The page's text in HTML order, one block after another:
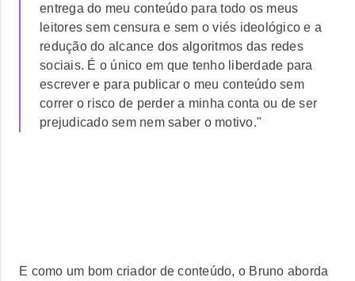
entrega do meu conteúdo para todo os meus
leitores sem censura e sem o viés ideológico e a
redução do alcance dos algoritmos das redes
sociais. É o único em que tenho liberdade para
escrever e para publicar o meu conteúdo sem
correr o risco de perder a minha conta ou de ser
prejudicado sem nem saber o motivo."
E como um bom criador de conteúdo, o Bruno aborda